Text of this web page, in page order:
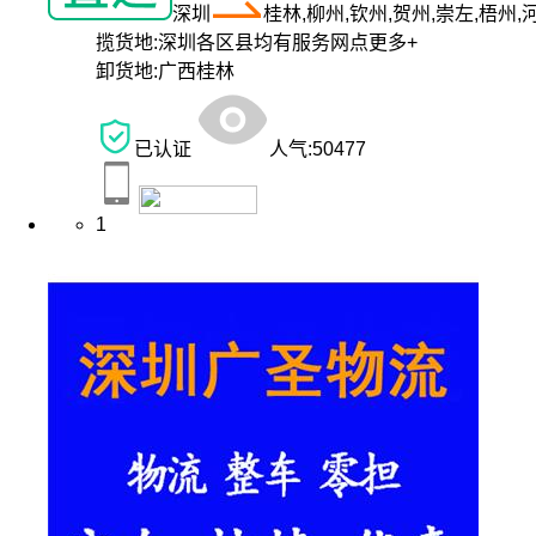
深圳
桂林,柳州,钦州,贺州,崇左,梧州,
揽货地:深圳各区县均有服务网点更多+
卸货地:广西桂林
已认证 人气:50477
1